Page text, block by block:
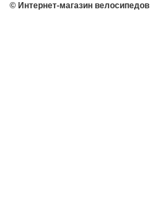
© Интернет-магазин велосипедов